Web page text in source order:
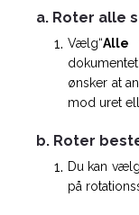
a. Roter alle
Vælg“Alle
ønsker at
mod uret
b. Roter
Du kan
på